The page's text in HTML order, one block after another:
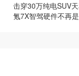
击穿30万纯电SUV
氪7X智驾硬件不再